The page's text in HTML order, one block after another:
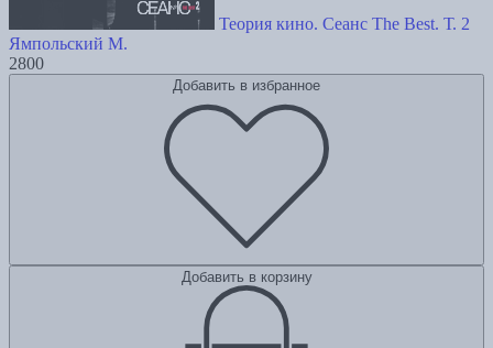
Теория кино. Сеанс The Best. Т. 2
Ямпольский М.
2800
Добавить в избранное
Добавить в корзину